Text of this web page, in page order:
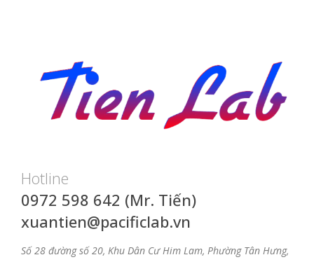
Hotline
0972 598 642 (Mr. Tiến)
xuantien@pacificlab.vn
Số 28 đường số 20, Khu Dân Cư Him Lam, Phường Tân Hưng,